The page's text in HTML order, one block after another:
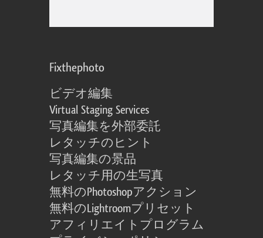
Fixthephoto
ビデオ編集
Virtual Staging Services
写真編集を外部委託
レタッチのヒント
写真編集の景品
レタッチ用の生写真
無料のPhotoshopアクション
無料のLightroomプリセット
アフィリエイトプログラム